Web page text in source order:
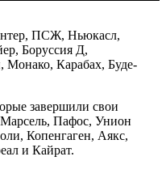
ПСЖ, Ньюкасл,
Боруссия Д,
Монако, Карабах, Буде-
завершили свои
Марсель, Пафос, Унион
Копенгаген, Аякс,
и Кайрат.